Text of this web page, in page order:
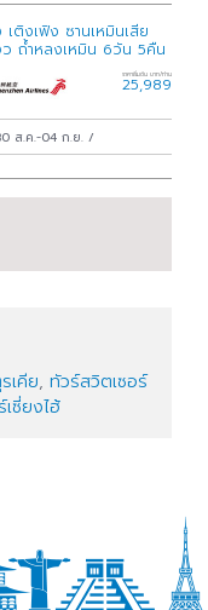
ติงเฟิง ซานเหมินเสีย
ว ถ้ำหลงเหมิน 6วัน 5คืน
ราคาเริ่มต้น บาท/ท่าน
25,989
ส.ค.-04 ก.ย./
เคีย, ทัวร์สวิตเซอร์
เซี่ยงไฮ้